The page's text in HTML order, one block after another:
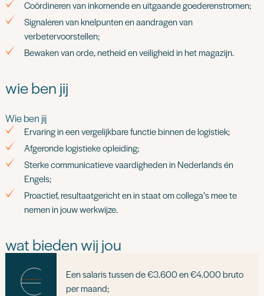
Coördineren van inkomende en uitgaande goederenstromen;
Signaleren van knelpunten en aandragen van
verbetervoorstellen;
Bewaken van orde, netheid en veiligheid in het magazijn.
wie ben jij
Wie ben jij
Ervaring in een vergelijkbare functie binnen de logistiek;
Afgeronde logistieke opleiding;
Sterke communicatieve vaardigheden in Nederlands én
Engels;
Proactief, resultaatgericht en in staat om collega’s mee te
nemen in jouw werkwijze.
wat bieden wij jou
Een salaris tussen de €3.600 en €4.000 bruto
per maand;